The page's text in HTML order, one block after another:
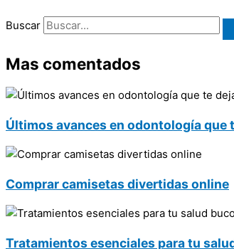
Buscar
Mas comentados
Últimos avances en odontología que
Comprar camisetas divertidas online
Tratamientos esenciales para tu